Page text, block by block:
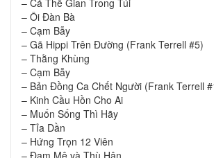
– Ôi Đàn Bà
– Cạm Bẫy
– Gã Hippi Trên Đường (Frank Terrell #5)
– Thằng Khùng
– Cạm Bẫy
– Bản Đồng Ca Chết Người (Frank Terrell
– Kinh Cầu Hồn Cho Ai
– Muốn Sống Thì Hãy
– Tỉa Dần
– Hứng Trọn 12 Viên
– Đam Mê và Thù Hận